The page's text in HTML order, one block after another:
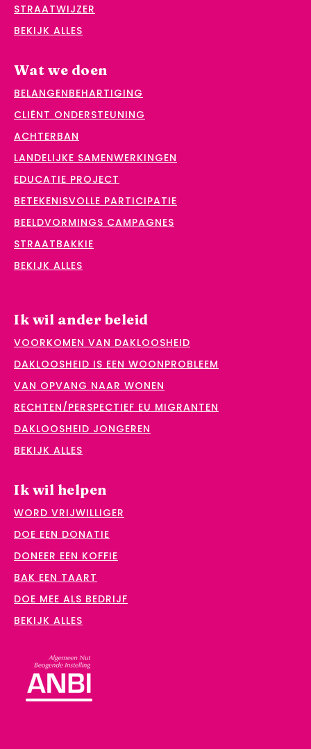
STRAATWIJZER
BEKIJK ALLES
Wat we doen
BELANGENBEHARTIGING
CLIËNT ONDERSTEUNING
ACHTERBAN
LANDELIJKE SAMENWERKINGEN
EDUCATIE PROJECT
BETEKENISVOLLE PARTICIPATIE
BEELDVORMINGS CAMPAGNES
STRAATBAKKIE
BEKIJK ALLES
Ik wil ander beleid
VOORKOMEN VAN DAKLOOSHEID
DAKLOOSHEID IS EEN WOONPROBLEEM
VAN OPVANG NAAR WONEN
RECHTEN/PERSPECTIEF EU MIGRANTEN
DAKLOOSHEID JONGEREN
BEKIJK ALLES
Ik wil helpen
WORD VRIJWILLIGER
DOE EEN DONATIE
DONEER EEN KOFFIE
BAK EEN TAART
DOE MEE ALS BEDRIJF
BEKIJK ALLES